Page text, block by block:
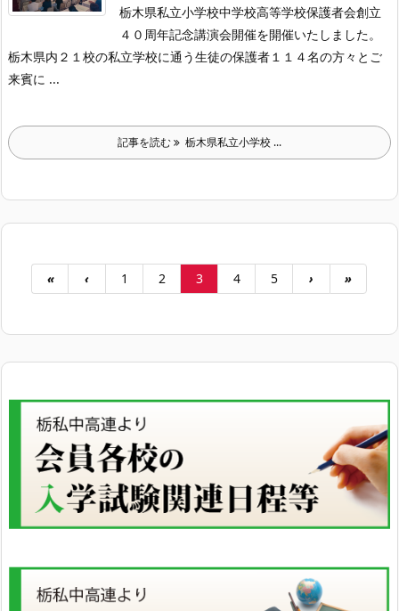
栃木県私立小学校中学校高等学校保護者会創立
４０周年記念講演会開催を開催いたしました。
栃木県内２１校の私立学校に通う生徒の保護者１１４名の方々とご
来賓に ...
記事を読む 栃木県私立小学校 ...
« ‹ 1 2 3 4 5 › »